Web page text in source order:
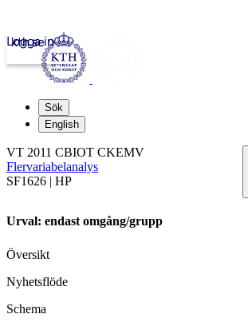
kth.se
Logga in
Sök
English
VT 2011 CBIOT CKEMV
Flervariabelanalys
SF1626 | HP
Urval: endast omgång/grupp
Översikt
Nyhetsflöde
Schema